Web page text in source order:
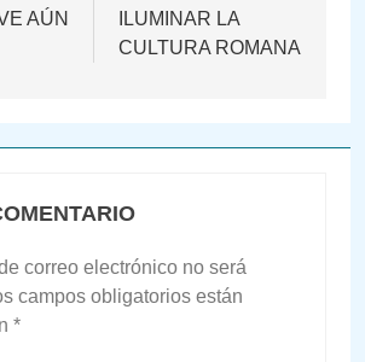
AÚN
ILUMINAR LA
CULTURA ROMANA
correo electrónico no será
campos obligatorios están
*